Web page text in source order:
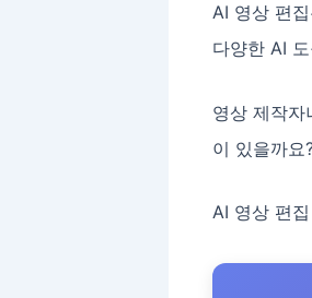
AI 영상 편
다양한 AI
영상 제작
이 있을까요
AI 영상 편